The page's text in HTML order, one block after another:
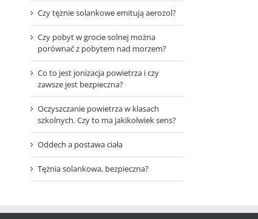
Czy tężnie solankowe emitują aerozol?
Czy pobyt w grocie solnej można
porównać z pobytem nad morzem?
Co to jest jonizacja powietrza i czy
zawsze jest bezpieczna?
Oczyszczanie powietrza w klasach
szkolnych. Czy to ma jakikolwiek sens?
Oddech a postawa ciała
Tężnia solankowa, bezpieczna?